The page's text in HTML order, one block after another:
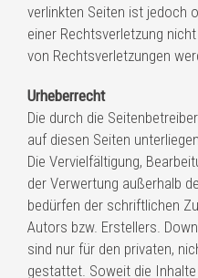
verlinkten Seiten ist jedoch
einer Rechtsverletzung
von Rechtsverletzungen
Urheberrecht
Die durch die
auf diesen Seiten
Die Vervielfältigung,
der Verwertung außerhalb
bedürfen der schriftlichen
Autors bzw. Erstellers.
sind nur für den privaten,
gestattet. Soweit die